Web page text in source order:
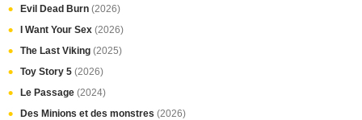
Evil Dead Burn (2026)
I Want Your Sex (2026)
The Last Viking (2025)
Toy Story 5 (2026)
Le Passage (2024)
Des Minions et des monstres (2026)